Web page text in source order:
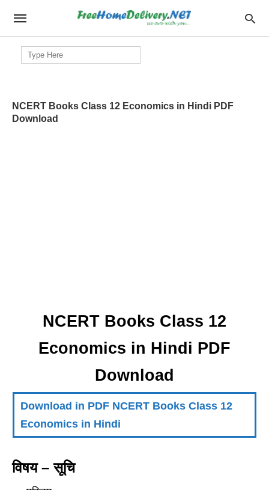
Search
for:
NCERT Books Class 12 Economics in Hindi PDF
Download
NCERT Books Class 12
Economics in Hindi PDF
Download
Download in PDF NCERT Books Class 12
Economics in Hindi
विषय – सूचि